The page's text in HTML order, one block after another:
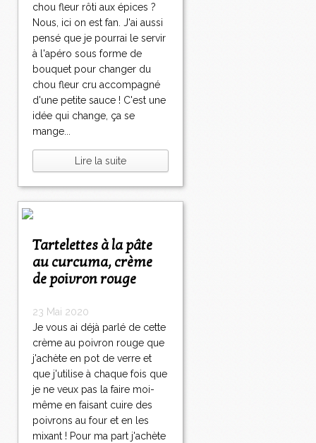
chou fleur rôti aux épices ?
Nous, ici on est fan. J'ai aussi
pensé que je pourrai le servir
à l'apéro sous forme de
bouquet pour changer du
chou fleur cru accompagné
d'une petite sauce ! C'est une
idée qui change, ça se
mange...
Lire la suite
Tartelettes à la pâte
au curcuma, crème
de poivron rouge
23 Mai 2020
Je vous ai déjà parlé de cette
crème au poivron rouge que
j'achète en pot de verre et
que j'utilise à chaque fois que
je ne veux pas la faire moi-
même en faisant cuire des
poivrons au four et en les
mixant ! Pour ma part j'achète